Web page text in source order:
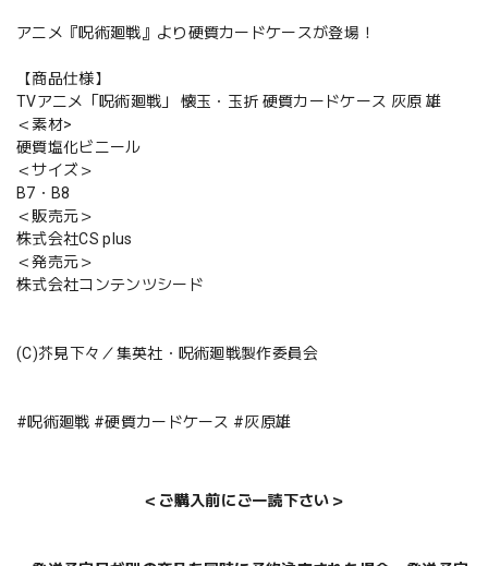
アニメ『呪術廻戦』より硬質カードケースが登場！
【商品仕様】
TVアニメ「呪術廻戦」 懐玉・玉折 硬質カードケース 灰原 雄
＜素材>
硬質塩化ビニール
＜サイズ＞
B7・B8
＜販売元＞
株式会社CS plus
＜発売元＞
株式会社コンテンツシード
(C)芥見下々／集英社・呪術廻戦製作委員会
#呪術廻戦 #硬質カードケース #灰原雄
＜ご購入前にご一読下さい＞